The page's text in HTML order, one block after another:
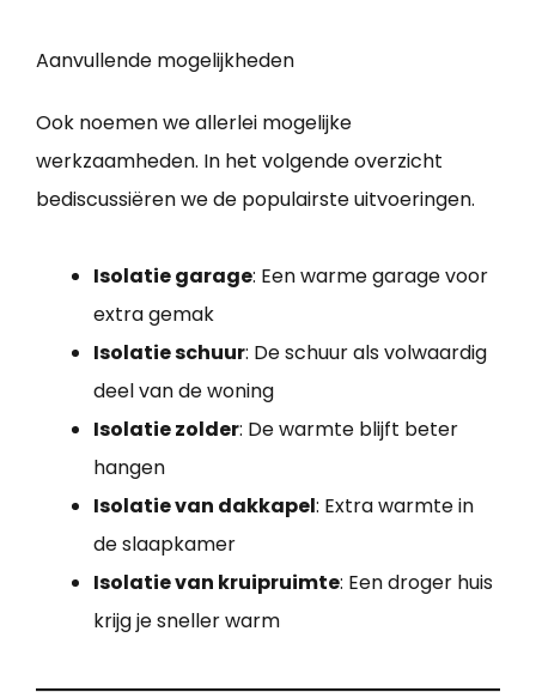
Aanvullende mogelijkheden
Ook noemen we allerlei mogelijke
werkzaamheden. In het volgende overzicht
bediscussiëren we de populairste uitvoeringen.
Isolatie garage: Een warme garage voor
extra gemak
Isolatie schuur: De schuur als volwaardig
deel van de woning
Isolatie zolder: De warmte blijft beter
hangen
Isolatie van dakkapel: Extra warmte in
de slaapkamer
Isolatie van kruipruimte: Een droger huis
krijg je sneller warm